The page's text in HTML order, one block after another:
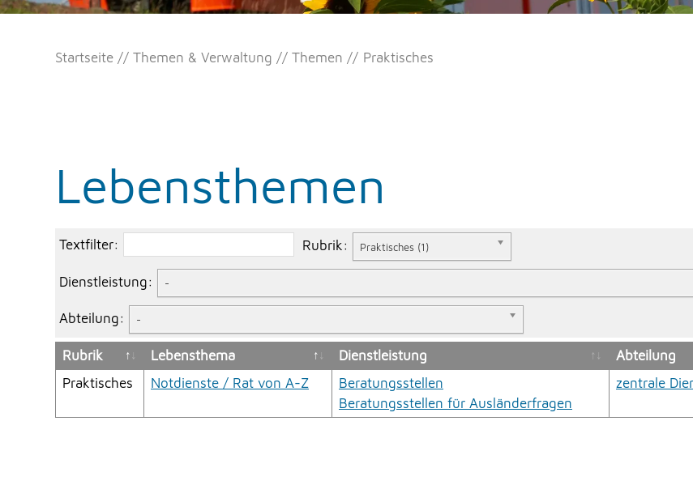
Startseite Themen & Verwaltung Themen Praktisches
Lebensthemen
Textfilter: Rubrik: Praktisches (1)
Dienstleistung: -
Abteilung: -
Rubrik Lebensthema Dienstleistung
Abteilung
Praktisches
Notdienste / Rat von A-Z
Beratungsstellen
Beratungsstellen für Ausländerfragen
zentrale